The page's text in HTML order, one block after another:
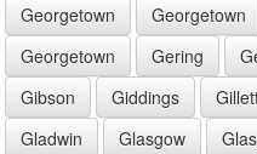
Georgetown
Georgetown
Georgetown
Gering
Gibson
Giddings
Gladwin
Glasgow